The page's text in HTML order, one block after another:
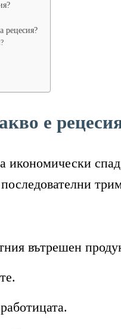
рецесия?
е
икономически
вътрешен